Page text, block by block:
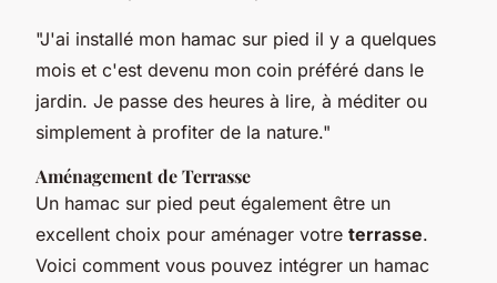
"J'ai installé mon hamac sur pied il y a quelques
mois et c'est devenu mon coin préféré dans le
jardin. Je passe des heures à lire, à méditer ou
simplement à profiter de la nature."
Aménagement de Terrasse
Un hamac sur pied peut également être un
excellent choix pour aménager votre terrasse.
Voici comment vous pouvez intégrer un hamac